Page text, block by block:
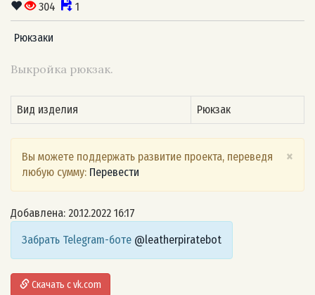
304 1
Рюкзаки
Выкройка рюкзак.
Вид изделия Рюкзак
×
Вы можете поддержать развитие проекта, переведя
любую сумму: Перевести
Добавлена: 20.12.2022 16:17
Забрать Telegram-боте @leatherpiratebot
Скачать с vk.com